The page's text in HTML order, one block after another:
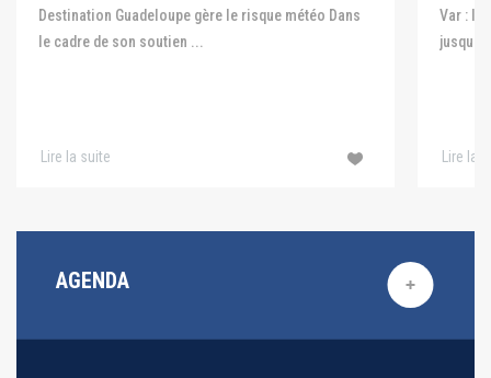
Destination Guadeloupe gère le risque météo Dans
le cadre de son soutien ...
Lire la suite
Var : le
Lire la
AGENDA